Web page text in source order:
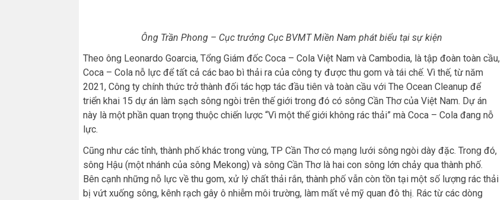
Ông Trần Phong – Cục trưởng Cục BVMT Miền Nam phát biểu tại sự kiện
Theo ông Leonardo Goarcia, Tổng Giám đốc Coca – Cola Việt Nam và Cambodia, là tập đoàn toàn cầu,
Coca – Cola nỗ lực để tất cả các bao bì thải ra của công ty được thu gom và tái chế. Vì thế, từ năm
2021, Công ty chính thức trở thành đối tác hợp tác đầu tiên và toàn cầu với The Ocean Cleanup để
triển khai 15 dự án làm sạch sông ngòi trên thế giới trong đó có sông Cần Thơ của Việt Nam. Dự án
này là một phần quan trọng thuộc chiến lược “Vì một thế giới không rác thải” mà Coca – Cola đang nỗ
lực.
Cũng như các tỉnh, thành phố khác trong vùng, TP Cần Thơ có mạng lưới sông ngòi dày đặc. Trong đó,
sông Hậu (một nhánh của sông Mekong) và sông Cần Thơ là hai con sông lớn chảy qua thành phố.
Bên cạnh những nỗ lực về thu gom, xử lý chất thải rắn, thành phố vẫn còn tồn tại một số lượng rác thải
bị vứt xuống sông, kênh rạch gây ô nhiễm môi trường, làm mất vẻ mỹ quan đô thị. Rác từ các dòng